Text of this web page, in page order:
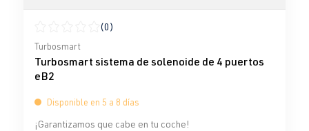
Calificación promedio de 0 de 5 estrellas
(0)
Turbosmart
Turbosmart sistema de solenoide de 4 puertos
eB2
Disponible en 5 a 8 días
¡Garantizamos que cabe en tu coche!